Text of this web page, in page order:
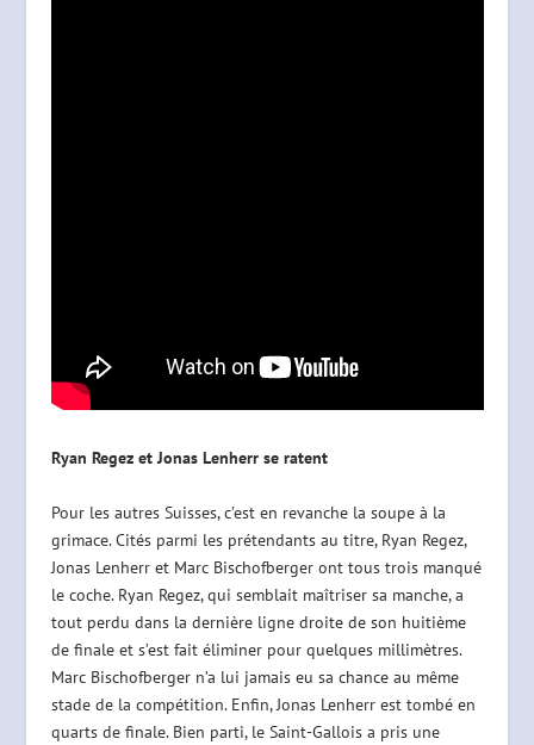
Ryan Regez et Jonas Lenherr se ratent
Pour les autres Suisses, c’est en revanche la soupe à la
grimace. Cités parmi les prétendants au titre, Ryan Regez,
Jonas Lenherr et Marc Bischofberger ont tous trois manqué
le coche. Ryan Regez, qui semblait maîtriser sa manche, a
tout perdu dans la dernière ligne droite de son huitième
de finale et s’est fait éliminer pour quelques millimètres.
Marc Bischofberger n’a lui jamais eu sa chance au même
stade de la compétition. Enfin, Jonas Lenherr est tombé en
quarts de finale. Bien parti, le Saint-Gallois a pris une